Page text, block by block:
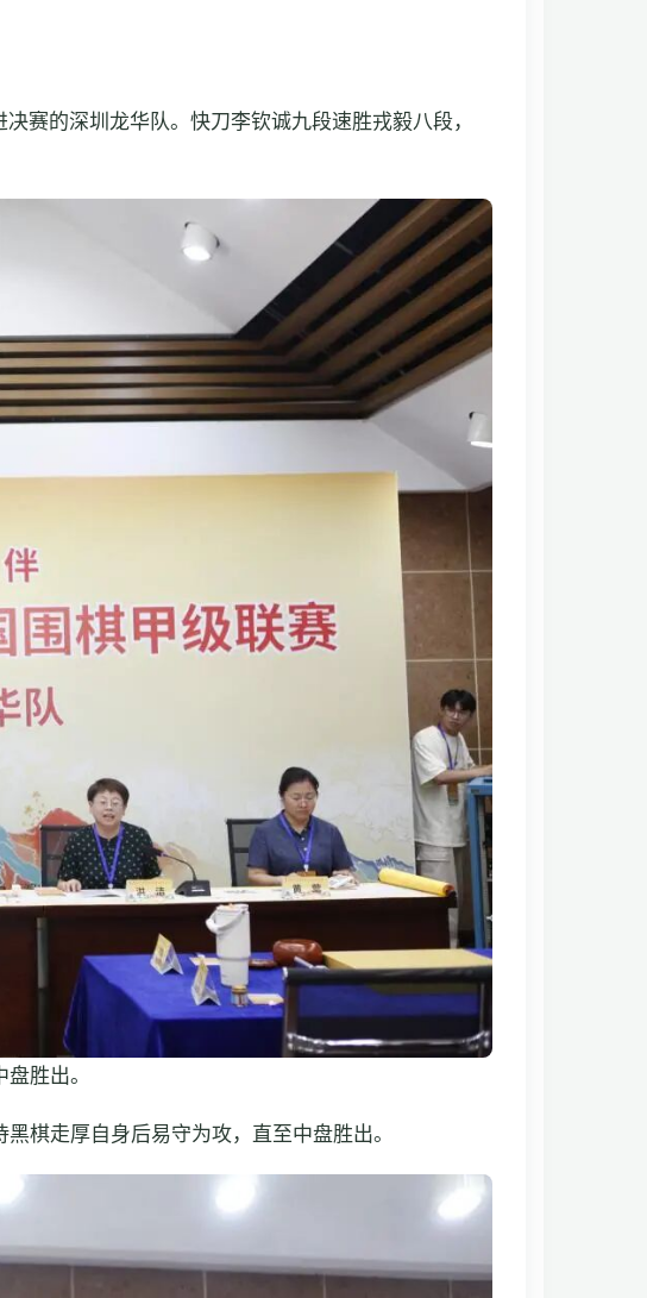
赛的深圳龙华队。快刀李钦诚九段速胜戎毅八段，
胜出。
棋走厚自身后易守为攻，直至中盘胜出。